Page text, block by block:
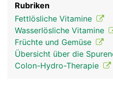
Rubriken
Fettlösliche Vitamine
Wasserlösliche Vitamine
Früchte und Gemüse
Übersicht über die
Colon-Hydro-Therapie